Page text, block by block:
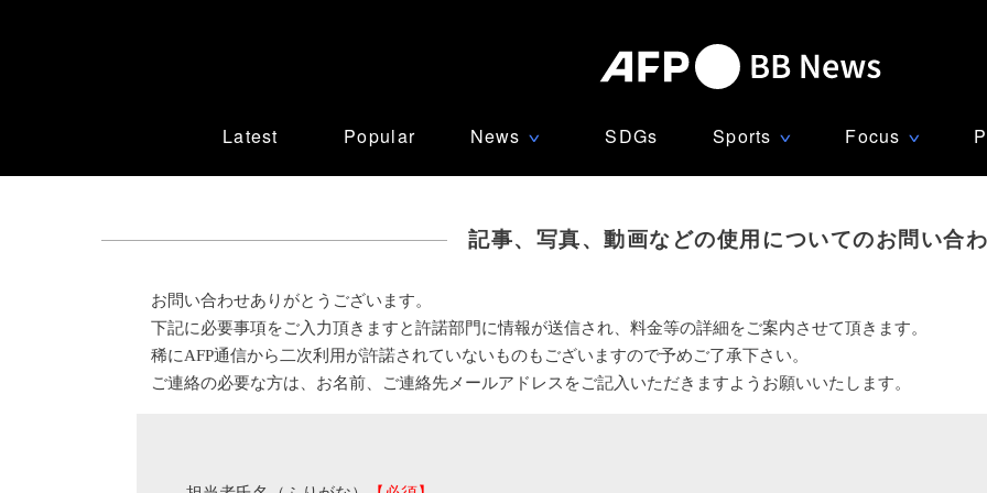
Latest Popular News ∨ SDGs Sports ∨ Focus ∨
記事、写真、動画などの使用についてのお問い合
お問い合わせありがとうございます。
下記に必要事項をご入力頂きますと許諾部門に情報が送信され、料金等の詳細をご案内させて頂きます。
稀にAFP通信から二次利用が許諾されていないものもございますので予めご了承下さい。
ご連絡の必要な方は、お名前、ご連絡先メールアドレスをご記入いただきますようお願いいたします。